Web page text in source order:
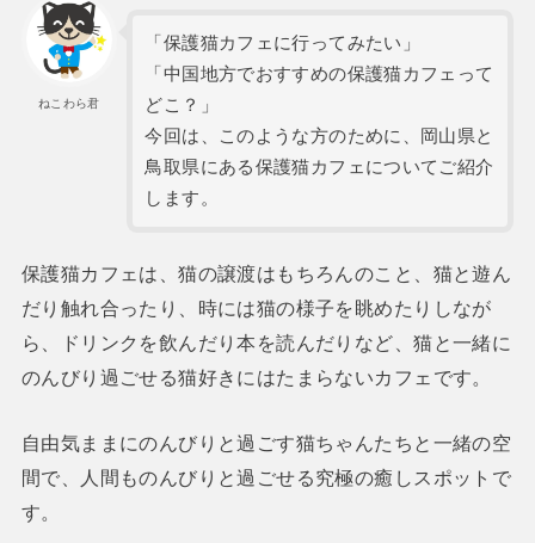
ねこわら君
「保護猫カフェに行ってみたい」
「中国地方でおすすめの保護猫カフェって
どこ？」
今回は、このような方のために、岡山県と
鳥取県にある保護猫カフェについてご紹介
します。
保護猫カフェは、猫の譲渡はもちろんのこと、猫と遊ん
だり触れ合ったり、時には猫の様子を眺めたりしなが
ら、ドリンクを飲んだり本を読んだりなど、猫と一緒に
のんびり過ごせる猫好きにはたまらないカフェです。
自由気ままにのんびりと過ごす猫ちゃんたちと一緒の空
間で、人間ものんびりと過ごせる究極の癒しスポットで
す。